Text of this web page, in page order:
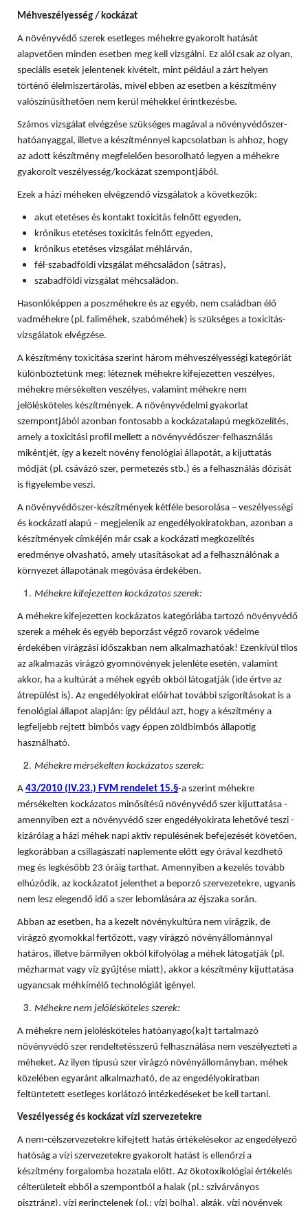
Méhveszélyesség / kockázat
A növényvédő szerek esetleges méhekre gyakorolt hatását
alapvetően minden esetben meg kell vizsgálni. Ez alól csak az olyan,
speciális esetek jelentenek kivételt, mint például a zárt helyen
történő élelmiszertárolás, mivel ebben az esetben a készítmény
valószínűsíthetően nem kerül méhekkel érintkezésbe.
Számos vizsgálat elvégzése szükséges magával a növényvédőszer-
hatóanyaggal, illetve a készítménnyel kapcsolatban is ahhoz, hogy
az adott készítmény megfelelően besorolható legyen a méhekre
gyakorolt veszélyesség/kockázat szempontjából.
Ezek a házi méheken elvégzendő vizsgálatok a következők:
akut etetéses és kontakt toxicitás felnőtt egyeden,
krónikus etetéses toxicitás felnőtt egyeden,
krónikus etetéses vizsgálat méhlárván,
fél-szabadföldi vizsgálat méhcsaládon (sátras),
szabadföldi vizsgálat méhcsaládon.
Hasonlóképpen a poszméhekre és az egyéb, nem családban élő
vadméhekre (pl. faliméhek, szabóméhek) is szükséges a toxicitás-
vizsgálatok elvégzése.
A készítmény toxicitása szerint három méhveszélyességi kategóriát
különböztetünk meg: léteznek méhekre kifejezetten veszélyes,
méhekre mérsékelten veszélyes, valamint méhekre nem
jelölésköteles készítmények. A növényvédelmi gyakorlat
szempontjából azonban fontosabb a kockázatalapú megközelítés,
amely a toxicitási profil mellett a növényvédőszer-felhasználás
mikéntjét, így a kezelt növény fenológiai állapotát, a kijuttatás
módját (pl. csávázó szer, permetezés stb.) és a felhasználás dózisát
is figyelembe veszi.
A növényvédőszer-készítmények kétféle besorolása – veszélyességi
és kockázati alapú – megjelenik az engedélyokiratokban, azonban a
készítmények címkéjén már csak a kockázati megközelítés
eredménye olvasható, amely utasításokat ad a felhasználónak a
környezet állapotának megóvása érdekében.
Méhekre kifejezetten kockázatos szerek:
A méhekre kifejezetten kockázatos kategóriába tartozó növényvédő
szerek a méhek és egyéb beporzást végző rovarok védelme
érdekében virágzási időszakban nem alkalmazhatóak! Ezenkívül tilos
az alkalmazás virágzó gyomnövények jelenléte esetén, valamint
akkor, ha a kultúrát a méhek egyéb okból látogatják (ide értve az
átrepülést is). Az engedélyokirat előírhat további szigorításokat is a
fenológiai állapot alapján: így például azt, hogy a készítmény a
legfeljebb rejtett bimbós vagy éppen zöldbimbós állapotig
használható.
Méhekre mérsékelten kockázatos szerek:
A 43/2010 (IV.23.) FVM rendelet 15.§-a szerint méhekre
mérsékelten kockázatos minősítésű növényvédő szer kijuttatása -
amennyiben ezt a növényvédő szer engedélyokirata lehetővé teszi -
kizárólag a házi méhek napi aktív repülésének befejezését követően,
legkorábban a csillagászati naplemente előtt egy órával kezdhető
meg és legkésőbb 23 óráig tarthat. Amennyiben a kezelés tovább
elhúzódik, az kockázatot jelenthet a beporzó szervezetekre, ugyanis
nem lesz elegendő idő a szer lebomlására az éjszaka során.
Abban az esetben, ha a kezelt növénykultúra nem virágzik, de
virágzó gyomokkal fertőzött, vagy virágzó növényállománnyal
határos, illetve bármilyen okból kifolyólag a méhek látogatják (pl.
mézharmat vagy víz gyűjtése miatt), akkor a készítmény kijuttatása
ugyancsak méhkímélő technológiát igényel.
Méhekre nem jelölésköteles szerek:
A méhekre nem jelölésköteles hatóanyago(ka)t tartalmazó
növényvédő szer rendeltetésszerű felhasználása nem veszélyezteti a
méheket. Az ilyen típusú szer virágzó növényállományban, méhek
közelében egyaránt alkalmazható, de az engedélyokiratban
feltüntetett esetleges korlátozó intézkedéseket be kell tartani.
Veszélyesség és kockázat vízi szervezetekre
A nem-célszervezetekre kifejtett hatás értékelésekor az engedélyező
hatóság a vízi szervezetekre gyakorolt hatást is ellenőrzi a
készítmény forgalomba hozatala előtt. Az ökotoxikológiai értékelés
célterületeit ebből a szempontból a halak (pl.: szivárványos
pisztráng), vízi gerinctelenek (pl.: vízi bolha), algák, vízi növények